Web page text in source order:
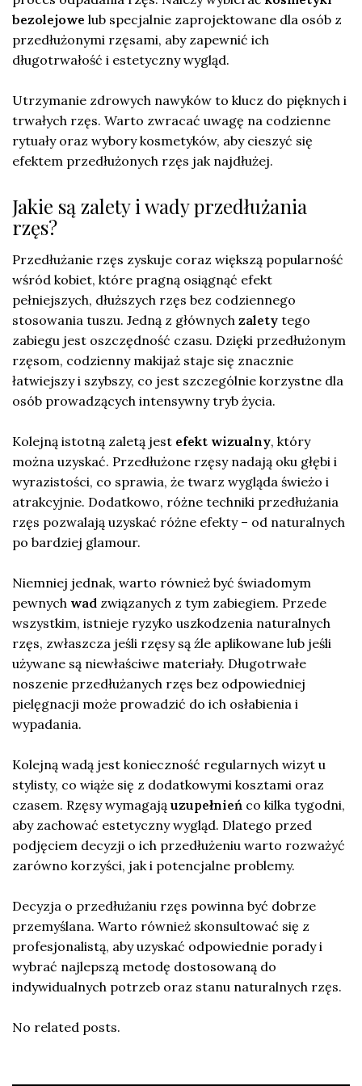
bezolejowe lub specjalnie zaprojektowane dla osób z
przedłużonymi rzęsami, aby zapewnić ich
długotrwałość i estetyczny wygląd.
Utrzymanie zdrowych nawyków to klucz do pięknych i
trwałych rzęs. Warto zwracać uwagę na codzienne
rytuały oraz wybory kosmetyków, aby cieszyć się
efektem przedłużonych rzęs jak najdłużej.
Jakie są zalety i wady przedłużania
rzęs?
Przedłużanie rzęs zyskuje coraz większą popularność
wśród kobiet, które pragną osiągnąć efekt
pełniejszych, dłuższych rzęs bez codziennego
stosowania tuszu. Jedną z głównych zalety tego
zabiegu jest oszczędność czasu. Dzięki przedłużonym
rzęsom, codzienny makijaż staje się znacznie
łatwiejszy i szybszy, co jest szczególnie korzystne dla
osób prowadzących intensywny tryb życia.
Kolejną istotną zaletą jest efekt wizualny, który
można uzyskać. Przedłużone rzęsy nadają oku głębi i
wyrazistości, co sprawia, że twarz wygląda świeżo i
atrakcyjnie. Dodatkowo, różne techniki przedłużania
rzęs pozwalają uzyskać różne efekty – od naturalnych
po bardziej glamour.
Niemniej jednak, warto również być świadomym
pewnych wad związanych z tym zabiegiem. Przede
wszystkim, istnieje ryzyko uszkodzenia naturalnych
rzęs, zwłaszcza jeśli rzęsy są źle aplikowane lub jeśli
używane są niewłaściwe materiały. Długotrwałe
noszenie przedłużanych rzęs bez odpowiedniej
pielęgnacji może prowadzić do ich osłabienia i
wypadania.
Kolejną wadą jest konieczność regularnych wizyt u
stylisty, co wiąże się z dodatkowymi kosztami oraz
czasem. Rzęsy wymagają uzupełnień co kilka tygodni,
aby zachować estetyczny wygląd. Dlatego przed
podjęciem decyzji o ich przedłużeniu warto rozważyć
zarówno korzyści, jak i potencjalne problemy.
Decyzja o przedłużaniu rzęs powinna być dobrze
przemyślana. Warto również skonsultować się z
profesjonalistą, aby uzyskać odpowiednie porady i
wybrać najlepszą metodę dostosowaną do
indywidualnych potrzeb oraz stanu naturalnych rzęs.
No related posts.